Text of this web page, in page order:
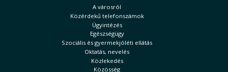
A városról
Közérdekű telefonszámok
Ügyintézés
Egészségügy
Szociális és gyermekjóléti ellátás
Oktatás, nevelés
Közlekedés
Közösség